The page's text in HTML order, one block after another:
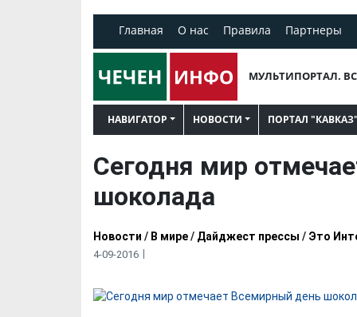
Главная О нас Правила Партнеры
МУЛЬТИПОРТАЛ.
НАВИГАТОР НОВОСТИ ПОРТАЛ "КАВКАЗ"
Сегодня мир
шоколада
Новости / В мире/ Дайджест прессы / Это
4-09-2016